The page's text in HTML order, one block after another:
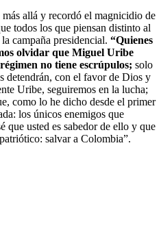
allá y recordó el magnicidio de
todos los que piensan distinto al
campaña presidencial. “Quienes
olvidar que Miguel Uribe
no tiene escrúpulos; solo
detendrán, con el favor de Dios y
Uribe, seguiremos en la lucha;
como lo he dicho desde el primer
los únicos enemigos que
que usted es sabedor de ello y que
salvar a Colombia”.